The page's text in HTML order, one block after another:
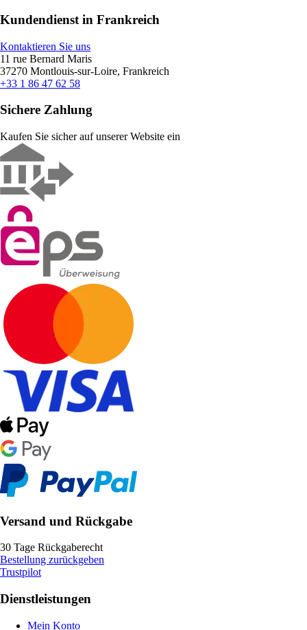
Kundendienst in Frankreich
Kontaktieren Sie uns
11 rue Bernard Maris
37270 Montlouis-sur-Loire, Frankreich
+33 1 86 47 62 58
Sichere Zahlung
Kaufen Sie sicher auf unserer Website ein
Versand und Rückgabe
30 Tage Rückgaberecht
Bestellung zurückgeben
Trustpilot
Dienstleistungen
Mein Konto